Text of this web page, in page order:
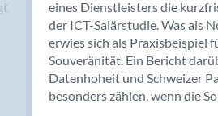
Benken (SG)
Bergdietikon
Berlin
Bern
Bern - Liebefeld
eines Dienstleisters die
der ICT-Salärstudie. Was als
erwies sich als Praxisbeispiel
Souveränität. Ein Bericht
Datenhoheit und Schweizer
besonders zählen, wenn die